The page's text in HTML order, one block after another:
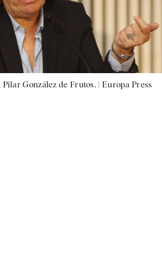
González de Frutos. | Europa Press